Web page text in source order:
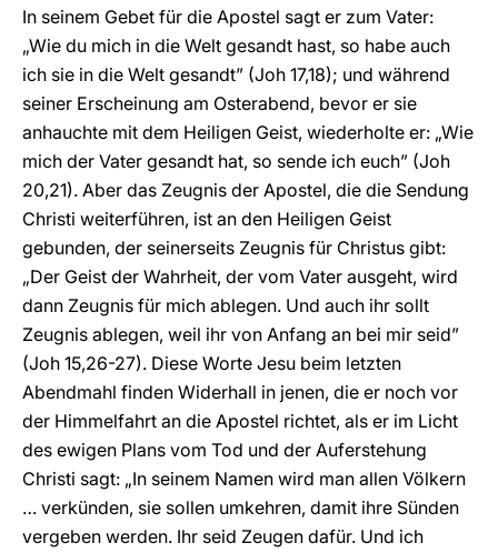
In seinem Gebet für die Apostel sagt er zum Vater:
„Wie du mich in die Welt gesandt hast, so habe auch
ich sie in die Welt gesandt” (Joh 17,18); und während
seiner Erscheinung am Osterabend, bevor er sie
anhauchte mit dem Heiligen Geist, wiederholte er: „Wie
mich der Vater gesandt hat, so sende ich euch” (Joh
20,21). Aber das Zeugnis der Apostel, die die Sendung
Christi weiterführen, ist an den Heiligen Geist
gebunden, der seinerseits Zeugnis für Christus gibt:
„Der Geist der Wahrheit, der vom Vater ausgeht, wird
dann Zeugnis für mich ablegen. Und auch ihr sollt
Zeugnis ablegen, weil ihr von Anfang an bei mir seid”
(Joh 15,26-27). Diese Worte Jesu beim letzten
Abendmahl finden Widerhall in jenen, die er noch vor
der Himmelfahrt an die Apostel richtet, als er im Licht
des ewigen Plans vom Tod und der Auferstehung
Christi sagt: „In seinem Namen wird man allen Völkern
… verkünden, sie sollen umkehren, damit ihre Sünden
vergeben werden. Ihr seid Zeugen dafür. Und ich